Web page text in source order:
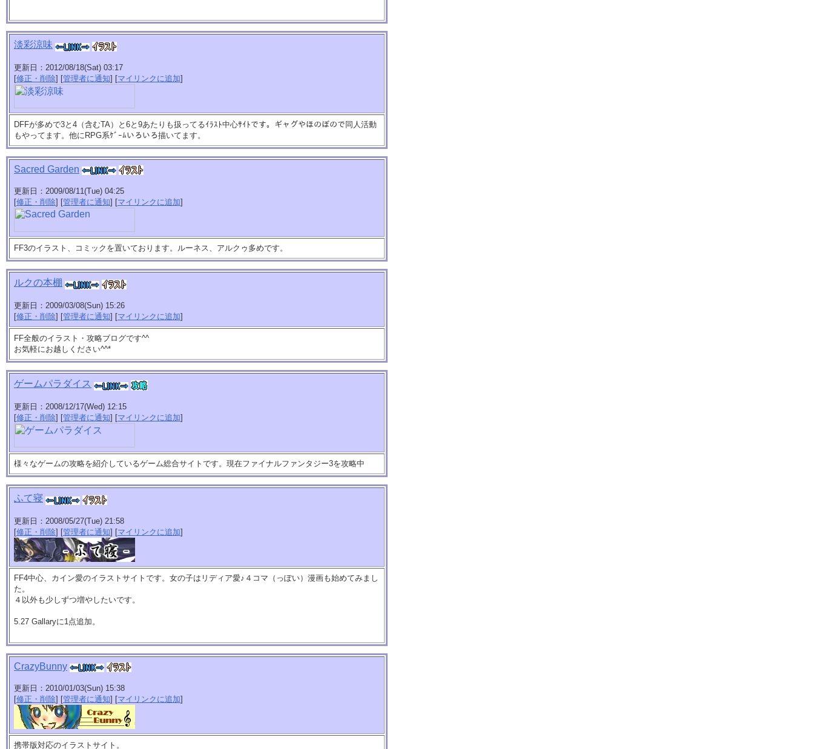
淡彩涼味
更新日：2012/08/18(Sat) 03:17
[修正・削除] [管理者に通知] [マイリンクに追加]
DFFが多めで3と4（含むTA）と6と9あたりも扱ってるｲﾗｽﾄ中心ｻｲﾄです。ギャグやほのぼので同人活動
もやってます。他にRPG系ｹﾞｰﾑいろいろ描いてます。
Sacred Garden
更新日：2009/08/11(Tue) 04:25
[修正・削除] [管理者に通知] [マイリンクに追加]
FF3のイラスト、コミックを置いております。ルーネス、アルクゥ多めです。
ルクの本棚
更新日：2009/03/08(Sun) 15:26
[修正・削除] [管理者に通知] [マイリンクに追加]
FF全般のイラスト・攻略ブログです^^
お気軽にお越しください^^*
ゲームパラダイス
更新日：2008/12/17(Wed) 12:15
[修正・削除] [管理者に通知] [マイリンクに追加]
様々なゲームの攻略を紹介しているゲーム総合サイトです。現在ファイナルファンタジー3を攻略中
ふて寝
更新日：2008/05/27(Tue) 21:58
[修正・削除] [管理者に通知] [マイリンクに追加]
FF4中心、カイン愛のイラストサイトです。女の子はリディア愛♪４コマ（っぽい）漫画も始めてみまし
た。
４以外も少しずつ増やしたいです。
5.27 Gallaryに1点追加。
CrazyBunny
更新日：2010/01/03(Sun) 15:38
[修正・削除] [管理者に通知] [マイリンクに追加]
携帯版対応のイラストサイト。